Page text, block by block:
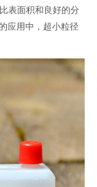
表面积和良好的分
应用中，超小粒径